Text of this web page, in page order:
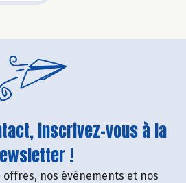
inscrivez-vous à la
!
offres, nos événements et nos